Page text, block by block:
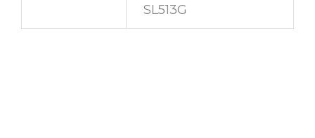
SL513G